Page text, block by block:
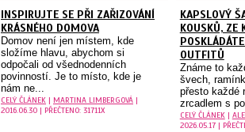
INSPIRUJTE SE PŘI ZAŘIZOVÁNÍ
KRÁSNÉHO DOMOVA
Domov není jen místem, kde
složíme hlavu, abychom si
odpočali od všednodenních
povinností. Je to místo, kde je
nám ne...
CELÝ ČLÁNEK | MARTINA LIMBERGOVÁ |
2016.06.30 | PŘEČTENO: 31711X
KAPSLOVÝ
KOUSKŮ, ZE
OUTFITŮ
Známe to
švech,
přesto každé
zrcadlem s
CELÝ ČLÁNEK|
2026.05.17 |